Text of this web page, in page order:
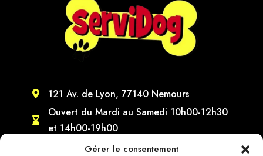
Gérer le consentement
 121 Av. de Lyon, 77140 Nemours

Ouvert du Mardi au Samedi 10h00-12h30
et 14h00-19h00
commande-servidog@bbox.fr